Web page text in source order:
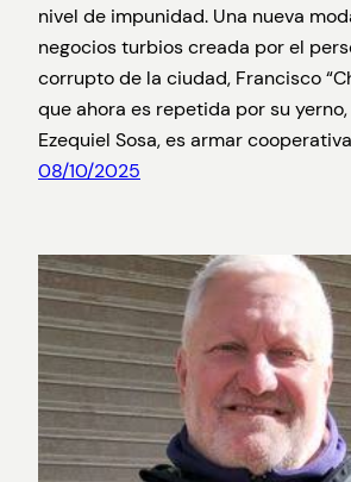
nivel de impunidad. Una nueva
negocios turbios creada por el
corrupto de la ciudad, Francisco
que ahora es repetida por su
Ezequiel Sosa, es armar
08/10/2025